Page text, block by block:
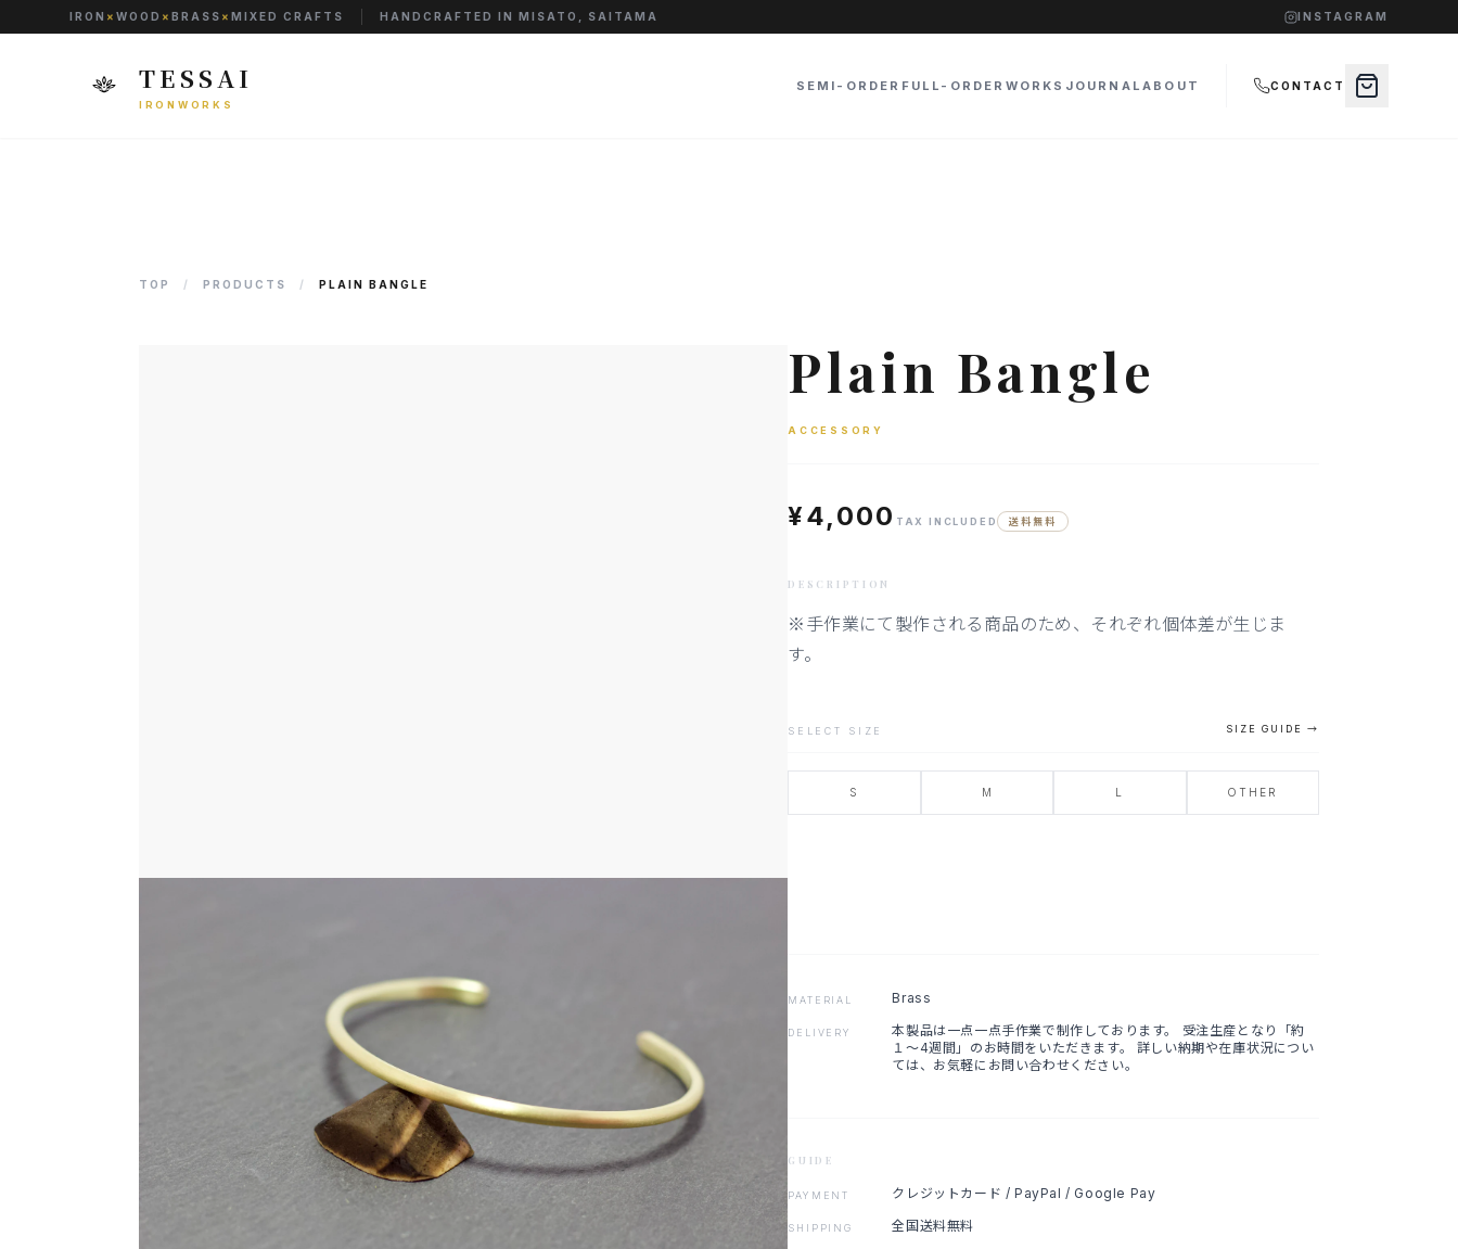
IRON × WOOD × BRASS × MIXED CRAFTS HANDCRAFTED IN MISATO, SAITAMA INSTAGRAM
TESSAI
IRONWORKS
SEMI-ORDER FULL-ORDER WORKS JOURNAL ABOUT CONTACT
TOP / PRODUCTS / PLAIN BANGLE
Plain Bangle
ACCESSORY
¥4,000 TAX INCLUDED 送料無料
DESCRIPTION
※手作業にて製作される商品のため、それぞれ個体差が生じま
す。
SELECT SIZE SIZE GUIDE →
S M L OTHER
MATERIAL Brass
DELIVERY
本製品は一点一点手作業で制作しております。 受注生産となり「約
１〜4週間」のお時間をいただきます。 詳しい納期や在庫状況につい
ては、お気軽にお問い合わせください。
GUIDE
PAYMENT クレジットカード / PayPal / Google Pay
SHIPPING 全国送料無料